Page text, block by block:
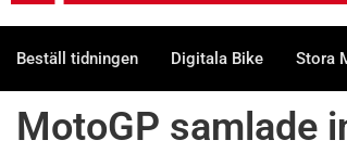
Beställ tidningen Digitala Bike Stora
MotoGP samlade